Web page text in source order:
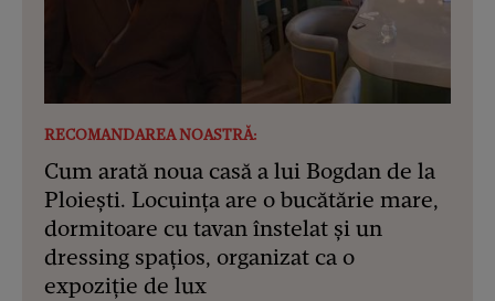
RECOMANDAREA NOASTRĂ:
Cum arată noua casă a lui Bogdan de la
Ploiești. Locuința are o bucătărie mare,
dormitoare cu tavan înstelat și un
dressing spațios, organizat ca o
expoziție de lux